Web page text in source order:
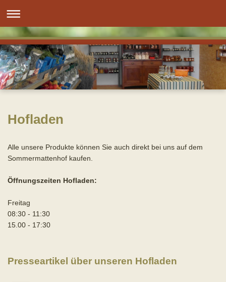
Hofladen
Alle unsere Produkte können Sie auch direkt bei uns auf dem
Sommermattenhof kaufen.
Öffnungszeiten Hofladen:
Freitag
08:30 - 11:30
15.00 - 17:30
Presseartikel über unseren Hofladen